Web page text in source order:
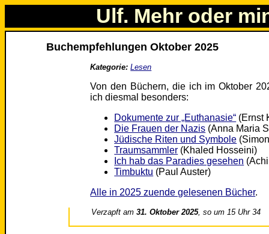
Ulf. Mehr oder
Buchempfehlungen Oktober 2025
Kategorie: Lesen
Von den Büchern, die ich im Oktober
ich diesmal besonders:
Dokumente zur „Euthanasie“ (Ernst
Die Frauen der Nazis (Anna Maria
Jüdische Riten und Symbole
Traumsammler (Khaled Hosseini)
Ich hab das Paradies gesehen
Timbuktu (Paul Auster)
Alle in 2025 zuende gelesenen Bücher.
Verzapft am31. Oktober 2025, so um 15 Uhr 34